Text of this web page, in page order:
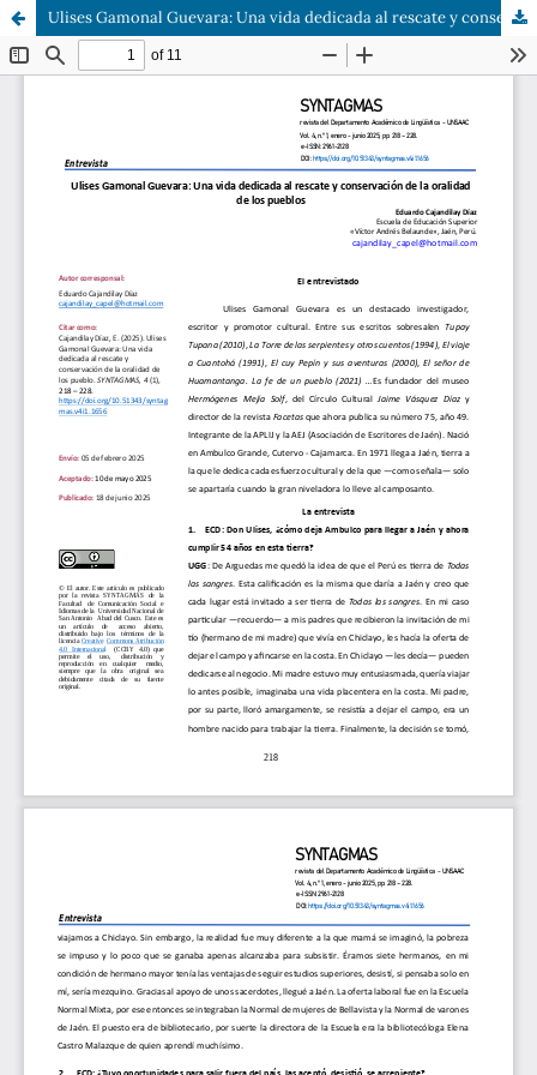
Ulises Gamonal Guevara: Una vida dedicada al rescate y conservación de la oralidad de los pueblos